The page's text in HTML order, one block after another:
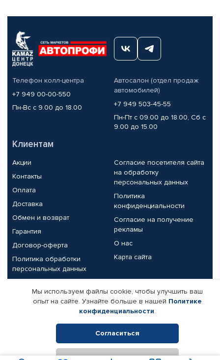
Телефон колл-центра
+7 949 00-00-550
Пн-Вс с 9.00 до 18.00
Автосалон (отдел продаж
автомобилей)
+7 949 503-45-55
Пн-Пт с 09.00 до 18.00, Сб с
9.00 до 15.00
Клиентам
Акции
Контакты
Оплата
Доставка
Обмен и возврат
Гарантия
Договор-оферта
Политика обработки
персональных данных
Согласие посетителя сайта
на обработку
персональных данных
Политика
конфиденциальности
Согласие на получение
рекламы
О нас
Карта сайта
Партнерам
Корпоративным клиентам
Поставщикам
Реквизиты компании
Мы используем файлы cookie, чтобы улучшить ваш
опыт на сайте. Узнайте больше в нашей Политике
конфиденциальности.
Согласиться
Отклонить